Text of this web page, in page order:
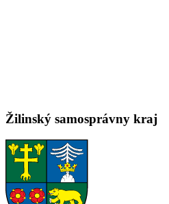
Žilinský samosprávny kraj